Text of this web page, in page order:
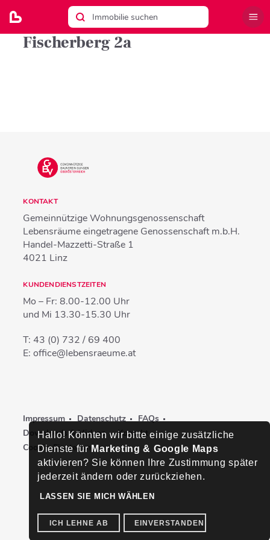
Fischerberg 2a
KONTAKT
Gemeinnützige Wohnungsgenossenschaft
Lebensräume eingetragene Genossenschaft m.b.H.
Handel-Mazzetti-Straße 1
4021 Linz
KUNDENDIENSTZEITEN
Mo – Fr: 8.00-12.00 Uhr
und Mi 13.30-15.30 Uhr
T:43 (0) 732 / 69 400
E:office@lebensraeume.at
Impressum Datenschutz
FAQs
Downloads & Videos
Kontakt
Cookie-Einstellungen
Hallo! Könnten wir bitte einige zusätzliche
Dienste für Marketing & Google Maps
aktivieren? Sie können Ihre Zustimmung später
jederzeit ändern oder zurückziehen.
LASSEN SIE MICH WÄHLEN
ICH LEHNE AB EINVERSTANDEN